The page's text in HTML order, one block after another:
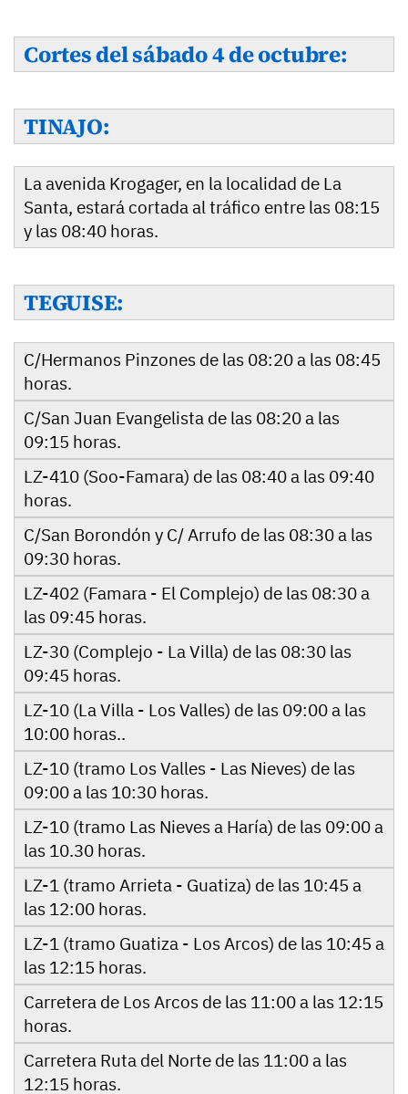
Cortes del sábado 4 de octubre:
TINAJO:
La avenida Krogager, en la localidad de La
Santa, estará cortada al tráfico entre las 08:15
y las 08:40 horas.
TEGUISE:
C/Hermanos Pinzones de las 08:20 a las 08:45
horas.
C/San Juan Evangelista de las 08:20 a las
09:15 horas.
LZ-410 (Soo-Famara) de las 08:40 a las 09:40
horas.
C/San Borondón y C/ Arrufo de las 08:30 a las
09:30 horas.
LZ-402 (Famara - El Complejo) de las 08:30 a
las 09:45 horas.
LZ-30 (Complejo - La Villa) de las 08:30 las
09:45 horas.
LZ-10 (La Villa - Los Valles) de las 09:00 a las
10:00 horas..
LZ-10 (tramo Los Valles - Las Nieves) de las
09:00 a las 10:30 horas.
LZ-10 (tramo Las Nieves a Haría) de las 09:00 a
las 10.30 horas.
LZ-1 (tramo Arrieta - Guatiza) de las 10:45 a
las 12:00 horas.
LZ-1 (tramo Guatiza - Los Arcos) de las 10:45 a
las 12:15 horas.
Carretera de Los Arcos de las 11:00 a las 12:15
horas.
Carretera Ruta del Norte de las 11:00 a las
12:15 horas.